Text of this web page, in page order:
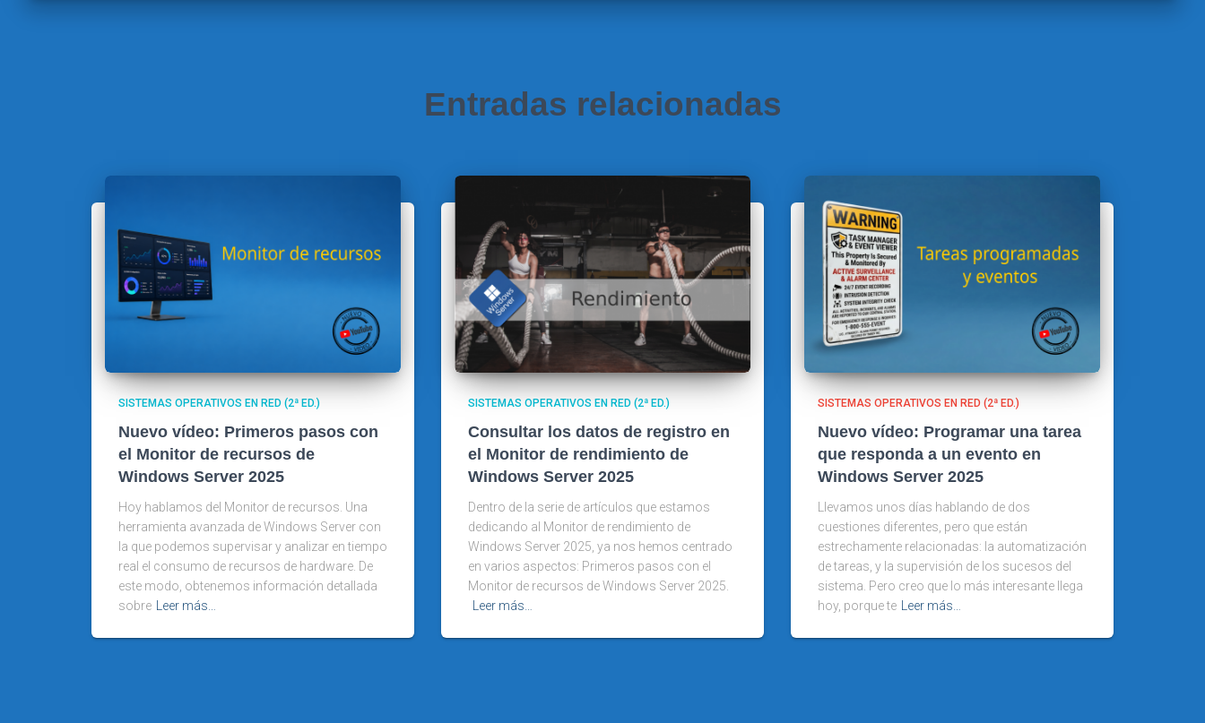
Entradas relacionadas
SISTEMAS OPERATIVOS EN RED (2ª ED.)
Nuevo vídeo: Primeros pasos con
el Monitor de recursos de
Windows Server 2025
Hoy hablamos del Monitor de recursos. Una
herramienta avanzada de Windows Server con
la que podemos supervisar y analizar en tiempo
real el consumo de recursos de hardware. De
este modo, obtenemos información detallada
sobre
Leer más…
SISTEMAS OPERATIVOS EN RED (2ª ED.)
Consultar los datos de registro en
el Monitor de rendimiento de
Windows Server 2025
Dentro de la serie de artículos que estamos
dedicando al Monitor de rendimiento de
Windows Server 2025, ya nos hemos centrado
en varios aspectos: Primeros pasos con el
Monitor de recursos de Windows Server 2025.
Leer más…
SISTEMAS OPERATIVOS EN RED (2ª ED.)
Nuevo vídeo: Programar una tarea
que responda a un evento en
Windows Server 2025
Llevamos unos días hablando de dos
cuestiones diferentes, pero que están
estrechamente relacionadas: la automatización
de tareas, y la supervisión de los sucesos del
sistema. Pero creo que lo más interesante llega
hoy, porque te
Leer más…